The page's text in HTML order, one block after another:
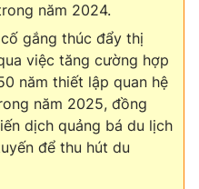
năm 2024.
gắng thúc đẩy thị
việc tăng cường hợp
năm thiết lập quan hệ
năm 2025, đồng
dịch quảng bá du lịch
để thu hút du